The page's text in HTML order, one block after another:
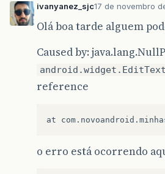
ivanyanez_sjc17 de novembro
Olá boa tarde alguem
Caused by:
reference
o erro está ocorrendo